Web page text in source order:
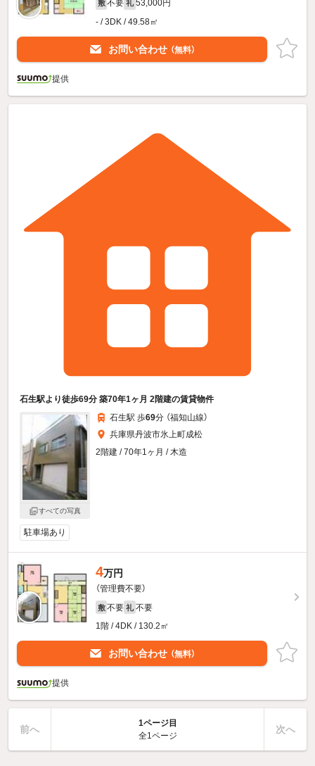
敷 不要 礼 53,000円
- / 3DK / 49.58㎡
お問い合わせ （無料）
提供
石生駅より徒歩69分 築70年1ヶ月 2階建の賃貸物件
すべての写真
石生駅 歩69分 （福知山線）
兵庫県丹波市氷上町成松
2階建 / 70年1ヶ月 / 木造
駐車場あり
4万円
（管理費不要）
敷 不要 礼 不要
1階 / 4DK / 130.2㎡
お問い合わせ （無料）
提供
前へ
1ページ目
全1ページ
次へ